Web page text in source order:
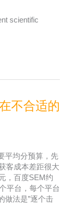
scientific
不合适的
平均分预算，先
客成本差距很大
，百度SEM约
平台，每个平台
做法是”逐个击